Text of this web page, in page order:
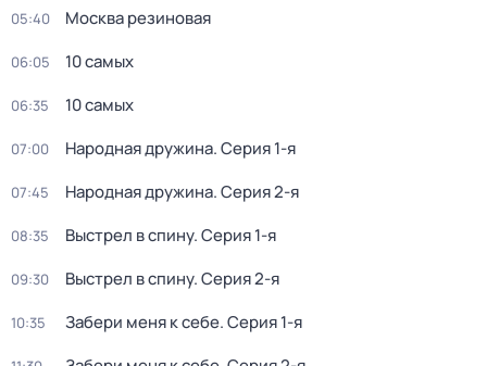
05:40 Москва резиновая
06:05 10 самых
06:35 10 самых
07:00 Народная дружина. Серия 1-я
07:45 Народная дружина. Серия 2-я
08:35 Выстрел в спину. Серия 1-я
09:30 Выстрел в спину. Серия 2-я
10:35 Забери меня к себе. Серия 1-я